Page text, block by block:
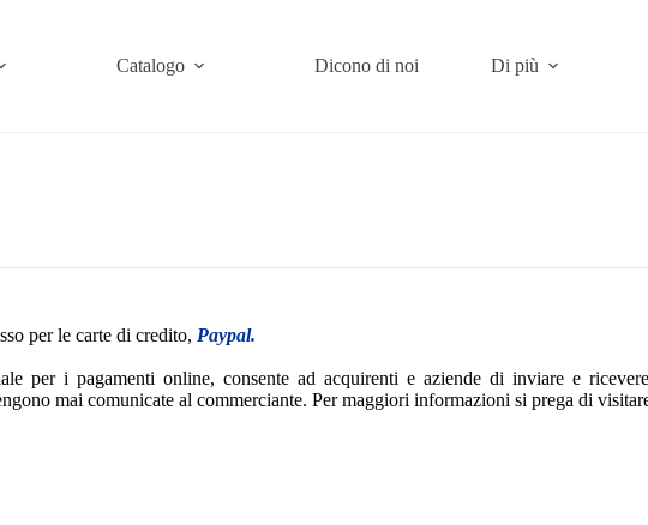
Catalogo Dicono di noi Di più
per le carte di credito, Paypal.
per i pagamenti online, consente ad acquirenti e aziende di inviare e
mai comunicate al commerciante. Per maggiori informazioni si prega di